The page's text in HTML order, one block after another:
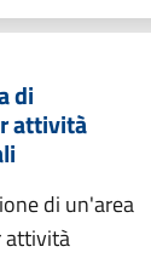
di
attività
di un'area
attività